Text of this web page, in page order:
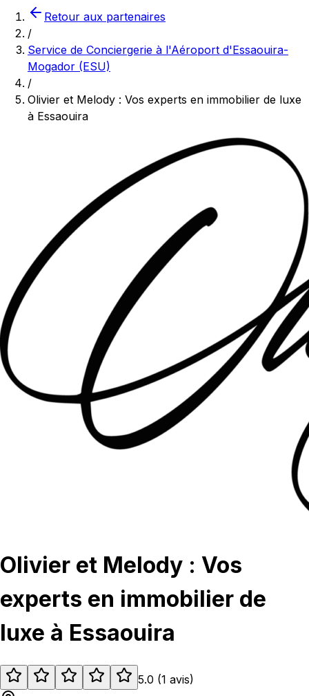
Retour aux partenaires
/
Service de Conciergerie à l'Aéroport d'Essaouira-
Mogador (ESU)
/
Olivier et Melody : Vos experts en immobilier de luxe
à Essaouira
Olivier et Melody : Vos
experts en immobilier de
luxe à Essaouira
5.0 (1 avis)